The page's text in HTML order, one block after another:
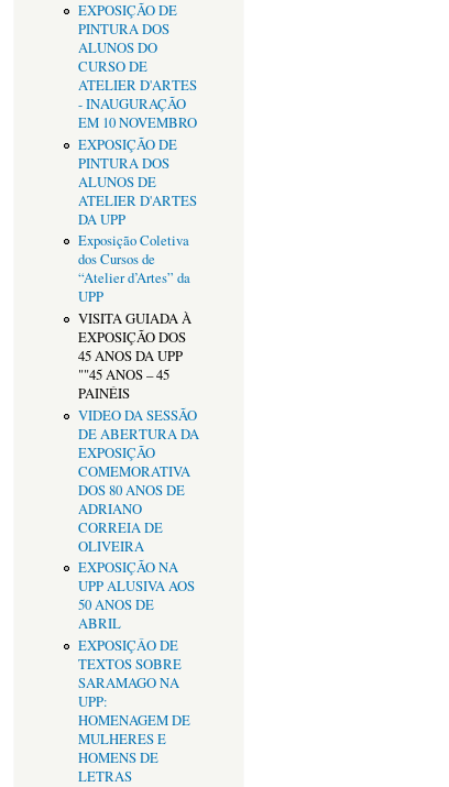
EXPOSIÇÃO DE
PINTURA DOS
ALUNOS DO
CURSO DE
ATELIER D'ARTES
- INAUGURAÇÃO
EM 10 NOVEMBRO
EXPOSIÇÃO DE
PINTURA DOS
ALUNOS DE
ATELIER D'ARTES
DA UPP
Exposição Coletiva
dos Cursos de
“Atelier d’Artes” da
UPP
VISITA GUIADA À
EXPOSIÇÃO DOS
45 ANOS DA UPP
""45 ANOS – 45
PAINÉIS
VIDEO DA SESSÃO
DE ABERTURA DA
EXPOSIÇÃO
COMEMORATIVA
DOS 80 ANOS DE
ADRIANO
CORREIA DE
OLIVEIRA
EXPOSIÇÃO NA
UPP ALUSIVA AOS
50 ANOS DE
ABRIL
EXPOSIÇÂO DE
TEXTOS SOBRE
SARAMAGO NA
UPP:
HOMENAGEM DE
MULHERES E
HOMENS DE
LETRAS